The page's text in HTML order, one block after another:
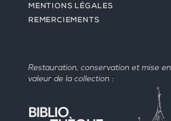
MENTIONS LÉGALES
REMERCIEMENTS
Restauration, conservation et mise en
valeur de la collection :